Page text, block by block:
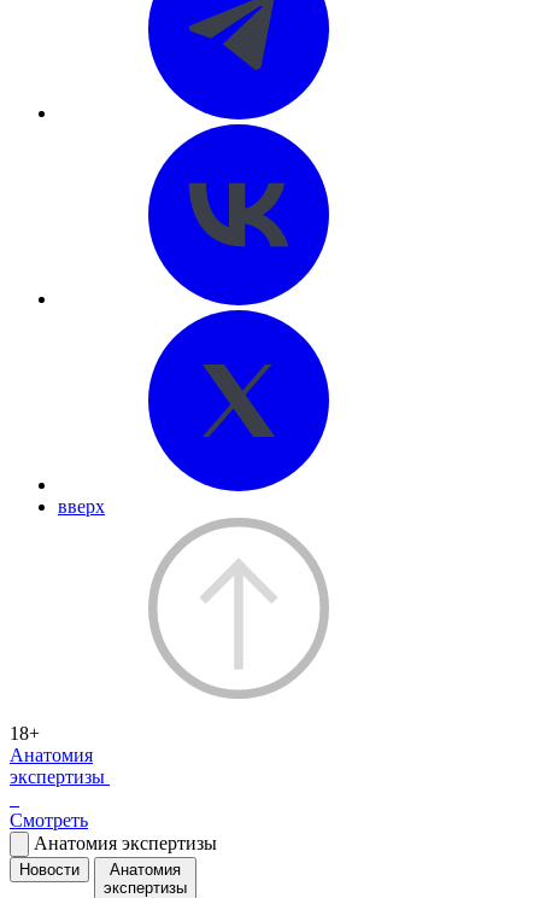
вверх
18+
Анатомия
экспертизы
Смотреть
Анатомия экспертизы
Новости
Анатомия
экспертизы